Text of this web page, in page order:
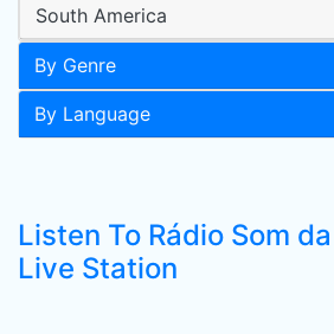
South America
By Genre
By Language
Listen To Rádio Som
Live Station